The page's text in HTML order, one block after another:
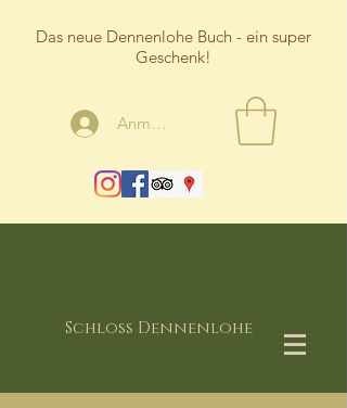
Das neue Dennenlohe Buch - ein super
Geschenk!
Anmelden
Schloss Dennenlohe